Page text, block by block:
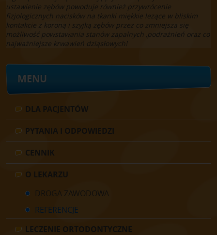
MENU
DLA PACJENTÓW
PYTANIA I ODPOWIEDZI
CENNIK
O LEKARZU
DROGA ZAWODOWA
REFERENCJE
LECZENIE ORTODONTYCZNE
ustawienie zębów powoduje również przywrócenie
fizjologicznych nacisków na tkanki miękkie lezące w bliskim
kontakcie z koroną i szyjką zębów przez co zmniejsza się
możliwość powstawania stanów zapalnych ,podrażnień oraz co
najważniejsze krwawień dziąsłowych!